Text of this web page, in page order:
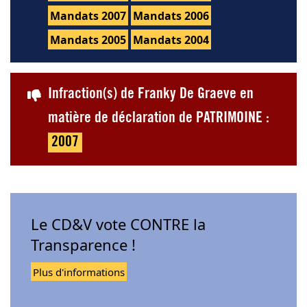
Mandats 2007 Mandats 2006
Mandats 2005 Mandats 2004
Infraction(s) de Franky De Graeve en
matière de déclaration de PATRIMOINE :
2007
Le CD&V vote CONTRE la
Transparence !
Plus d'informations